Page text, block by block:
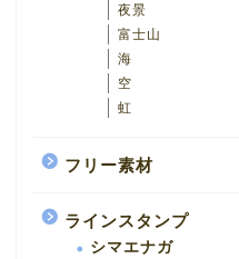
夜景
富士山
海
空
虹
フリー素材
ラインスタンプ
シマエナガ